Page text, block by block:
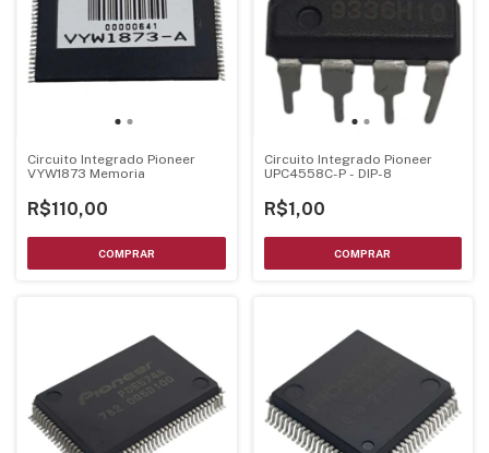
Circuito Integrado Pioneer
VYW1873 Memoria
R$110,00
Circuito Integrado Pioneer
UPC4558C-P - DIP-8
R$1,00